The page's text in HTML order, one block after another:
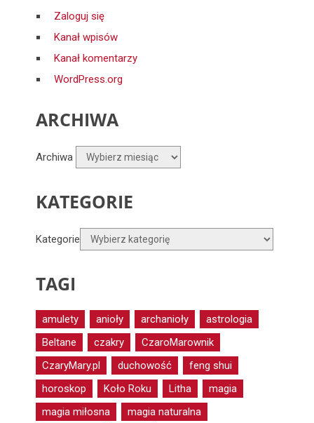
Zaloguj się
Kanał wpisów
Kanał komentarzy
WordPress.org
ARCHIWA
Archiwa
KATEGORIE
Kategorie
TAGI
amulety anioły archanioły
astrologia
Beltane
czakry
CzaroMarownik
CzaryMary.pl
duchowość
feng shui
horoskop
Koło Roku Litha
magia
magia miłosna
magia naturalna